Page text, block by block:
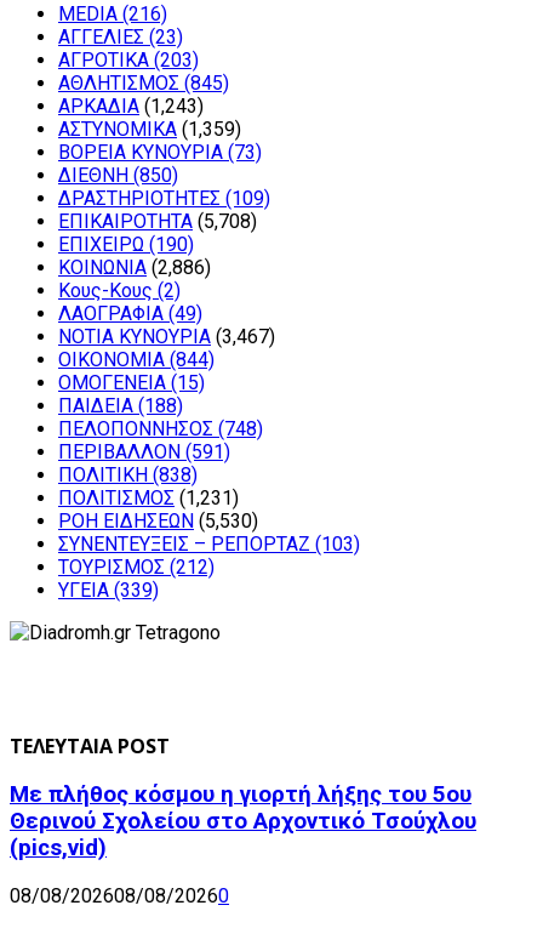
MEDIA (216)
ΑΓΓΕΛΙΕΣ (23)
ΑΓΡΟΤΙΚΑ (203)
ΑΘΛΗΤΙΣΜΟΣ (845)
ΑΡΚΑΔΙΑ (1,243)
ΑΣΤΥΝΟΜΙΚΑ (1,359)
ΒΟΡΕΙΑ ΚΥΝΟΥΡΙΑ (73)
ΔΙΕΘΝΗ (850)
ΔΡΑΣΤΗΡΙΟΤΗΤΕΣ (109)
ΕΠΙΚΑΙΡΟΤΗΤΑ (5,708)
ΕΠΙΧΕΙΡΩ (190)
ΚΟΙΝΩΝΙΑ (2,886)
Κους-Κους (2)
ΛΑΟΓΡΑΦΙΑ (49)
ΝΟΤΙΑ ΚΥΝΟΥΡΙΑ (3,467)
ΟΙΚΟΝΟΜΙΑ (844)
ΟΜΟΓΕΝΕΙΑ (15)
ΠΑΙΔΕΙΑ (188)
ΠΕΛΟΠΟΝΝΗΣΟΣ (748)
ΠΕΡΙΒΑΛΛΟΝ (591)
ΠΟΛΙΤΙΚΗ (838)
ΠΟΛΙΤΙΣΜΟΣ (1,231)
ΡΟΗ ΕΙΔΗΣΕΩΝ (5,530)
ΣΥΝΕΝΤΕΥΞΕΙΣ – ΡΕΠΟΡΤΑΖ (103)
ΤΟΥΡΙΣΜΟΣ (212)
ΥΓΕΙΑ (339)
ΤΕΛΕΥΤΑΙΑ POST
Με πλήθος κόσμου η γιορτή λήξης του 5ου
Θερινού Σχολείου στο Αρχοντικό Τσούχλου
(pics,vid)
08/08/202608/08/20260